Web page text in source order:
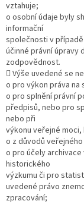
vztahuje;
o osobní údaje byly
informační
společnosti v
účinné právní úpravy
zodpovědnost.
 Výše uvedené se
o pro výkon práva
o pro splnění právní
předpisů, nebo pro
nebo při
výkonu veřejné
o z důvodů
o pro účely
historického
výzkumu či pro
uvedené právo
zpracování;